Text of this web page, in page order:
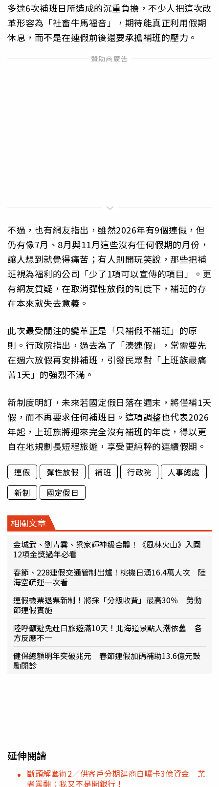
多達6次補班日所造成的沉重負擔，不少人把這次改
革形容為「社畜牛馬福音」，期待能真正利用假期
休息，而不是在連假前後還要承擔補班的壓力。
不過，也有網友指出，雖然2026年有9個連假，但
仍有像7月、8月與11月這些沒有任何假期的月份，
讓人想到就覺得痛苦；有人則開玩笑說，那些把補
班視為福利的公司「少了1項可以宣傳的項目」。更
有網友質疑，在取消彈性放假的制度下，補班的存
在本來就失去意義。
此次最受關注的變革正是「只補假不補班」的原
則。行政院指出，過去為了「湊連假」，常需要先
在週六放假再安排補班，引發民眾對「上班族最痛
苦1天」的強烈不滿。
新制度明訂，未來若國定假日落在週末，將僅補1天
假，而不再要求任何補班日。這項調整也代表2026
年起，上班族將迎來完全沒有補班的年度，得以更
自在地規劃長短程旅遊，享受更純粹的連續假期。
連假 彈性放假 補班 行政院
人事總處
新制
國定假日
相關文章
金城武、劉青雲、梁家輝神級合體！《風林火山》入圍
12項金獎過年必看
春節、228連假交通管制出爐！桃機日湧16.4萬人次 陸
海空疏運一次看
連假機票退票新制！將採「分級收費」最高30％ 勞動
節連假實施
陸呼籲避免赴日旅遊滿10天！北海道景點人潮依舊 各
方反應不一
健保總額明年突破兆元 春節連假加碼補助13.6億元鼓
勵開診
延伸閱讀
斷頭解套術2／供客戶分期建商自曝卡3億資金 業
者罵翻：我又不是開銀行！